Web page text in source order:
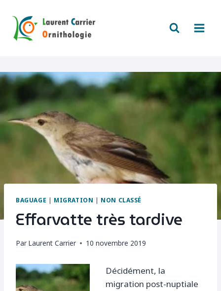
contenu
BAGUAGE | MIGRATION | NON CLASSÉ
Effarvatte très tardive
Par Laurent Carrier 10 novembre 2019
Décidément, la
migration post-nuptiale